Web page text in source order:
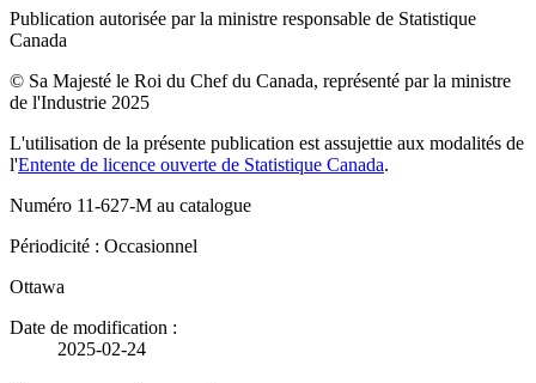
Publication autorisée par la ministre responsable de Statistique
Canada
© Sa Majesté le Roi du Chef du Canada, représenté par la ministre
de l'Industrie 2025
L'utilisation de la présente publication est assujettie aux modalités de
l'Entente de licence ouverte de Statistique Canada.
Numéro 11-627-M au catalogue
Périodicité : Occasionnel
Ottawa
Date de modification :
2025-02-24